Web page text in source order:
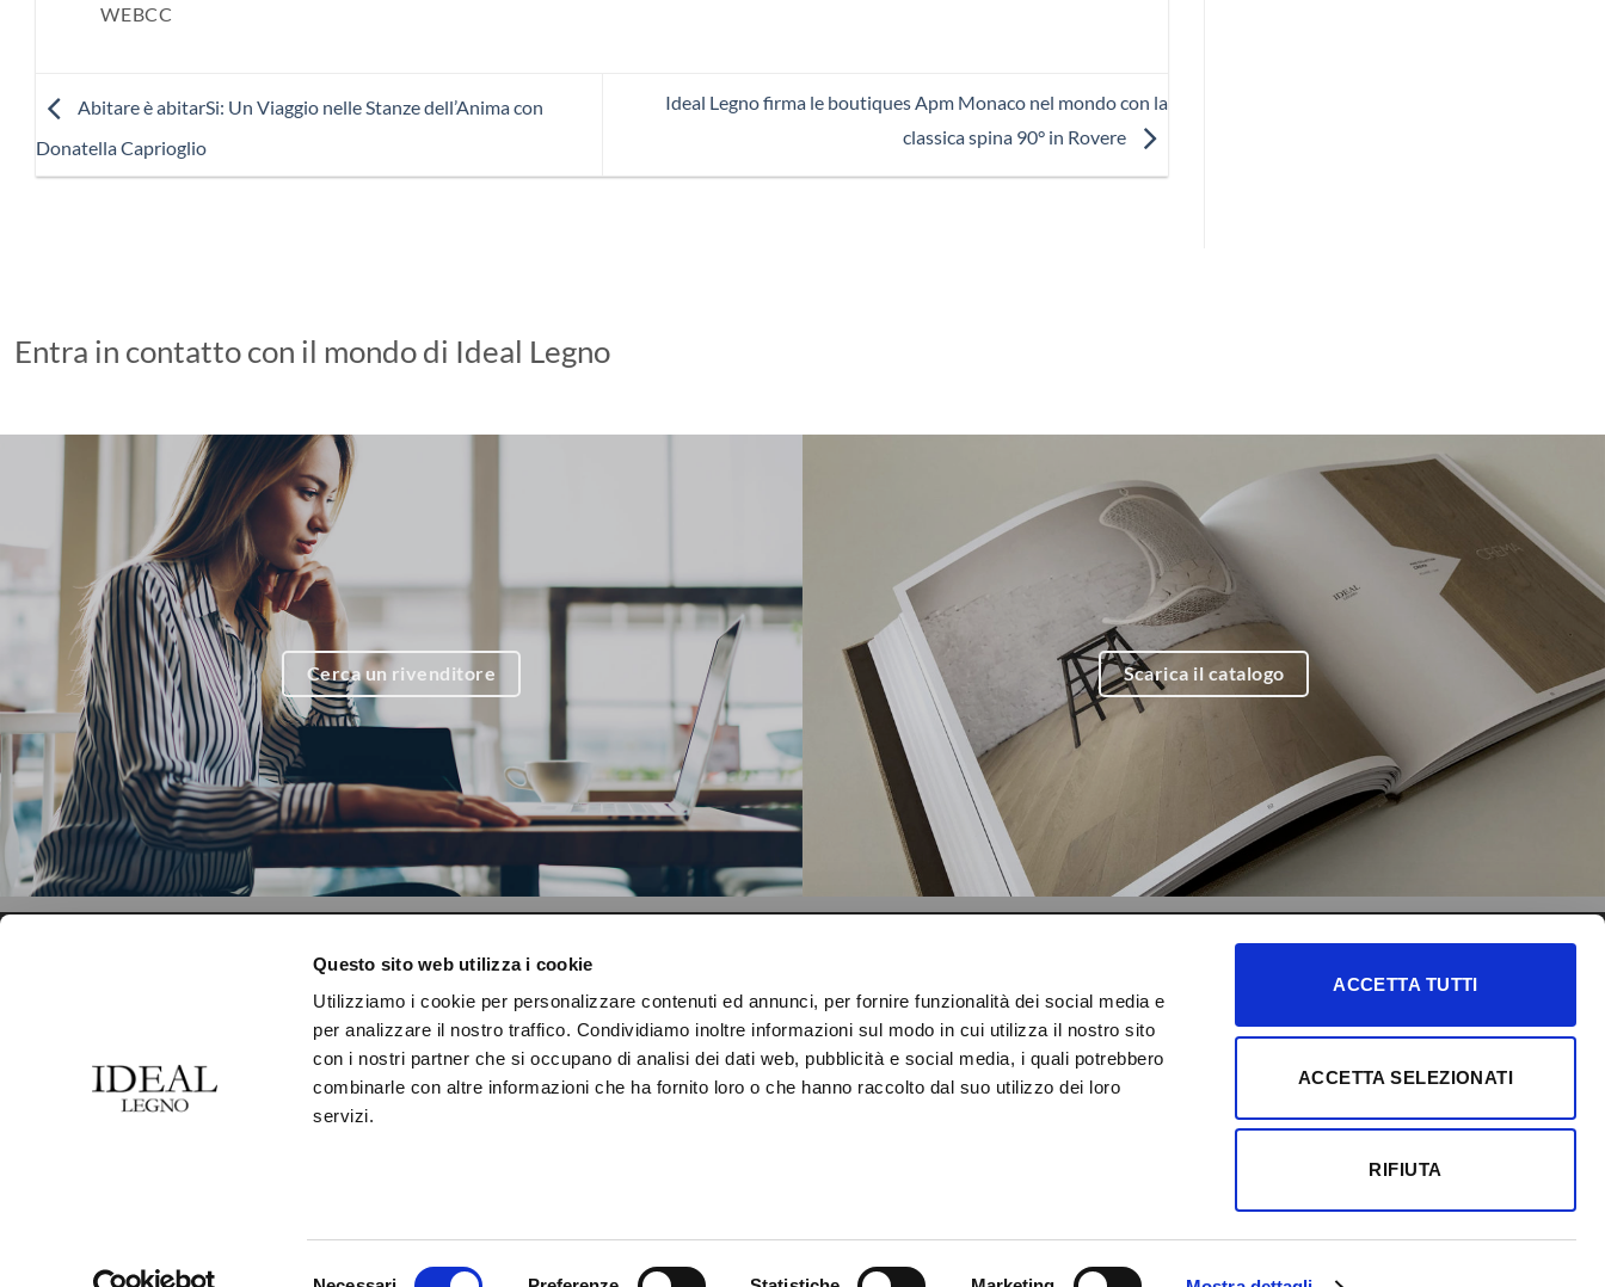
Questo sito web utilizza i cookie
Utilizziamo i cookie per personalizzare contenuti ed annunci, per fornire funzionalità dei social media e
per analizzare il nostro traffico. Condividiamo inoltre informazioni sul modo in cui utilizza il nostro sito
con i nostri partner che si occupano di analisi dei dati web, pubblicità e social media, i quali potrebbero
combinarle con altre informazioni che ha fornito loro o che hanno raccolto dal suo utilizzo dei loro
servizi.
ACCETTA TUTTI
ACCETTA SELEZIONATI
RIFIUTA
WEBCC
Abitare è abitarSi: Un Viaggio nelle Stanze dell’Anima con
Donatella Caprioglio
Ideal Legno firma le boutiques Apm Monaco nel mondo con la
classica spina 90° in Rovere
Entra in contatto con il mondo di Ideal Legno
Cerca un rivenditore Scarica il catalogo
Loc. Premaore
30010 Camponogara
PRODOTTI
COLLEZIONI
FINITURE
FORMATI
AZIENDA
CHI SIAMO
CONTATTI
DOWNLOAD
CERTIFICAZIONI
Scopri le nostre collezioni di
molto altro.